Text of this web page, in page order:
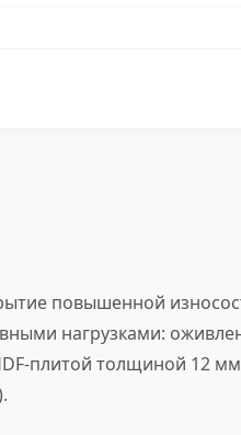
повышенной
нагрузками:
плитой толщиной 12